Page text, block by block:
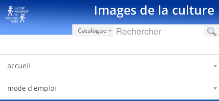
跳转到内容 Images de la culture
Catalogue
accueil
mode d'emploi